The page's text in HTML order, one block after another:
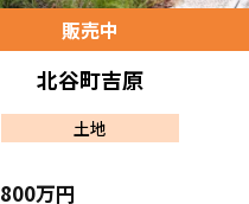
販売中
北谷町吉原
土地
800万円